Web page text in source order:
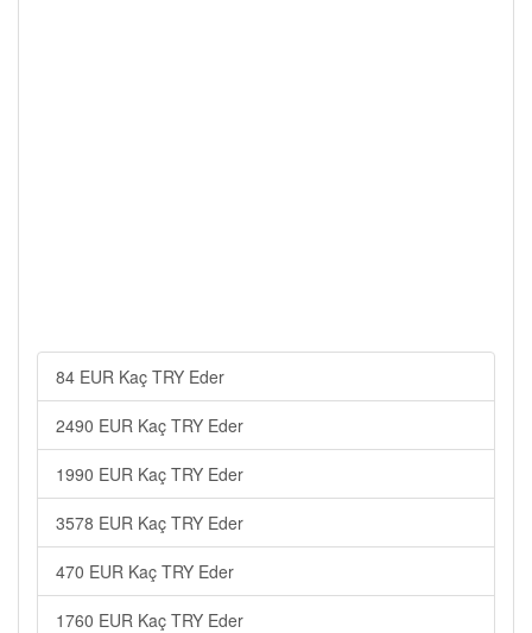
84 EUR Kaç TRY Eder
2490 EUR Kaç TRY Eder
1990 EUR Kaç TRY Eder
3578 EUR Kaç TRY Eder
470 EUR Kaç TRY Eder
1760 EUR Kaç TRY Eder